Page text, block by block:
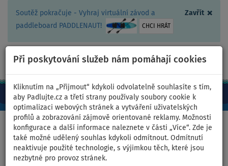
Zavřít ×
Soutěž pokračuje - Vyhraj virtuální závod a
paddleboard PADDLENAUT!
CHCI HRÁT
Při poskytování služeb nám pomáhají cookies
Kliknutím na „Přijmout“ kdykoli odvolatelně souhlasíte s tím,
aby Padlujte.cz a třetí strany používaly soubory cookie k
optimalizaci webových stránek a vytváření uživatelských
profilů a zobrazování zájmově orientované reklamy. Možnosti
konfigurace a další informace naleznete v části „Více“. Zde je
také možné udělený souhlas kdykoli odmítnout. Odmítnutí
neaktivuje použité technologie, s výjimkou těch, které jsou
nezbytné pro provoz stránek.
CZ/Kč +420 467 409 090 0ks
Domů >Čluny a motory >Čluny k tažení >3 místné